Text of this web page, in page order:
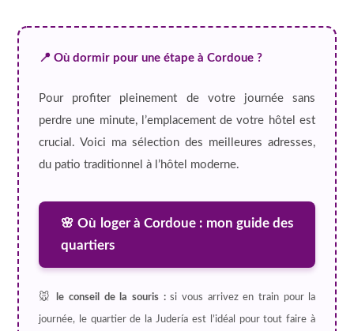
📍 Où dormir pour une étape à Cordoue ?
Pour profiter pleinement de votre journée sans
perdre une minute, l’emplacement de votre hôtel est
crucial. Voici ma sélection des meilleures adresses,
du patio traditionnel à l’hôtel moderne.
🌸 Où loger à Cordoue : mon guide des
quartiers
🐭 le conseil de la souris :si vous arrivez en train pour la
journée, le quartier de la Judería est l’idéal pour tout faire à